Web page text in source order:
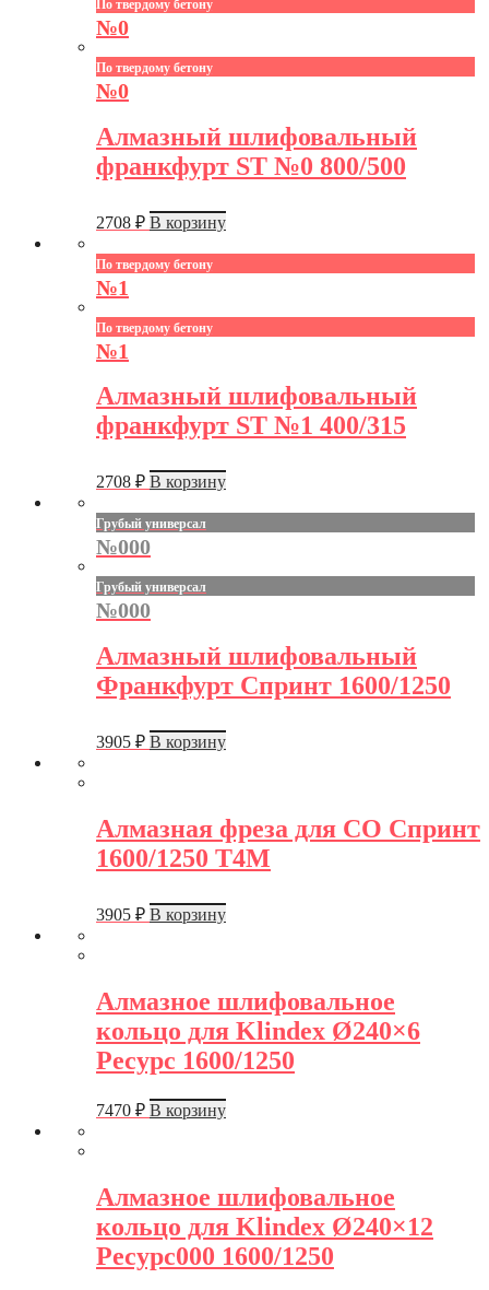
По твердому бетону
№0
По твердому бетону
№0
Алмазный шлифовальный
франкфурт ST №0 800/500
2708 ₽ В корзину
По твердому бетону
№1
По твердому бетону
№1
Алмазный шлифовальный
франкфурт ST №1 400/315
2708 ₽ В корзину
Грубый универсал
№000
Грубый универсал
№000
Алмазный шлифовальный
Франкфурт Спринт 1600/1250
3905 ₽ В корзину
Алмазная фреза для СО Спринт
1600/1250 Т4М
3905 ₽ В корзину
Алмазное шлифовальное
кольцо для Klindex Ø240×6
Ресурс 1600/1250
7470 ₽ В корзину
Алмазное шлифовальное
кольцо для Klindex Ø240×12
Ресурс000 1600/1250